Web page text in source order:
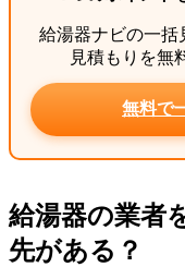
給湯器ナビの一括
見積もりを無
無料で
給湯器の業者
先がある？